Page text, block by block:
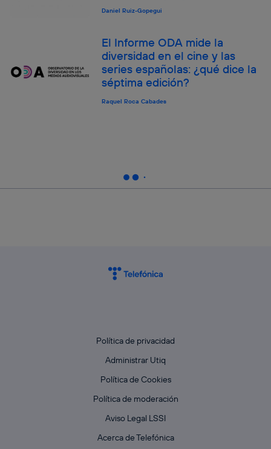
Daniel Ruiz-Gopegui
El Informe ODA mide la
diversidad en el cine y las
series españolas: ¿qué dice la
séptima edición?
Raquel Roca Cabades
Política de privacidad
Administrar Utiq
Política de Cookies
Política de moderación
Aviso Legal LSSI
Acerca de Telefónica